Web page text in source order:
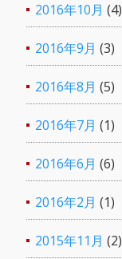
2016年10月 (4)
2016年9月 (3)
2016年8月 (5)
2016年7月 (1)
2016年6月 (6)
2016年2月 (1)
2015年11月 (2)